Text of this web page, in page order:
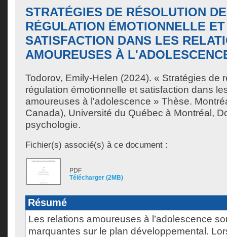
STRATÉGIES DE RÉSOLUTION
RÉGULATION ÉMOTIONNELLE ET
SATISFACTION DANS LES
AMOUREUSES À
Todorov, Emily-Helen (2024). « Stratégies de
régulation émotionnelle et satisfaction dans
amoureuses à l'adolescence » Thèse.
Canada), Université du Québec à Montréal,
psychologie.
Fichier(s) associé(s) à ce document :
PDF
Télécharger (2MB)
Résumé
Les relations amoureuses à l’adolescence
marquantes sur le plan développemental.